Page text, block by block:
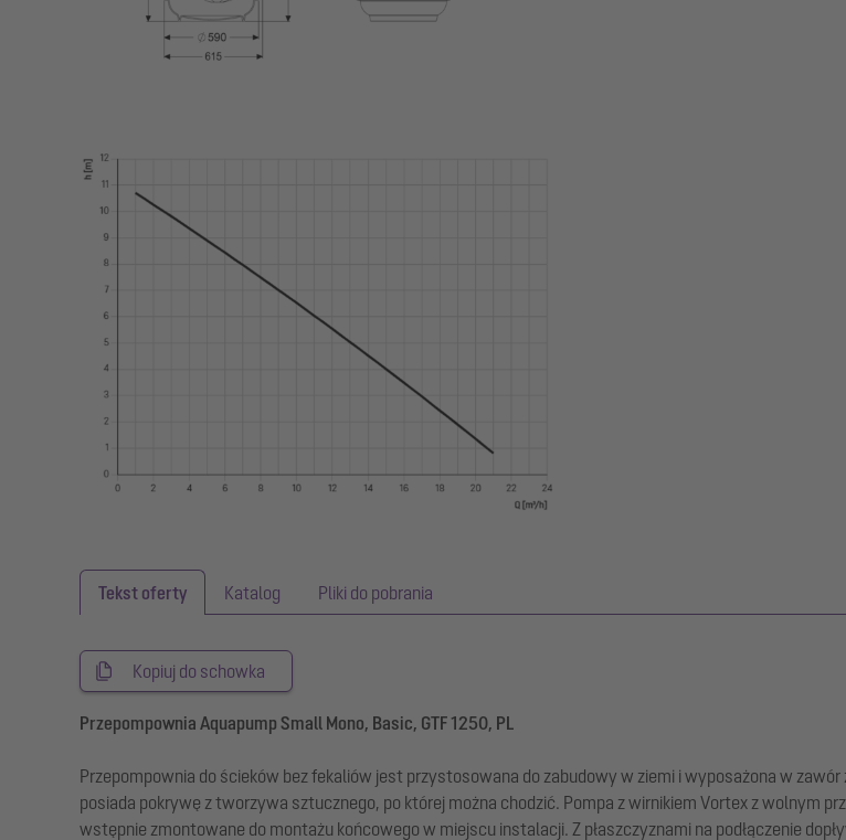
Tekst oferty Katalog Pliki do pobrania
Kopiuj do schowka
Przepompownia Aquapump Small Mono, Basic, GTF 1250, PL
Przepompownia do ścieków bez fekaliów jest przystosowana do zabudowy w ziemi i wyposażona w
posiada pokrywę z tworzywa sztucznego, po której można chodzić. Pompa z wirnikiem Vortex z wolnym
wstępnie zmontowane do montażu końcowego w miejscu instalacji. Z płaszczyznami na podłączenie